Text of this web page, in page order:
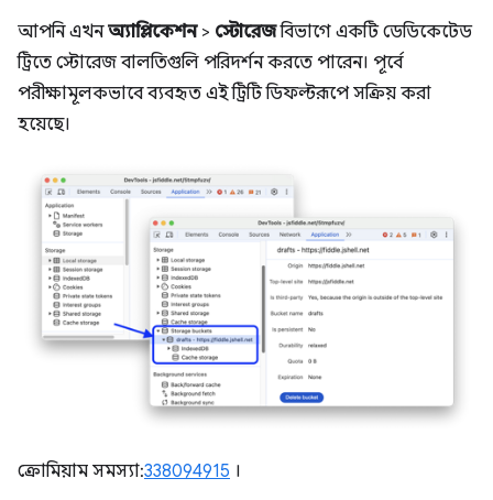
আপনি এখনঅ্যাপ্লিকেশন> স্টোরেজবিভাগে একটি ডেডিকেটেড
ট্রিতে স্টোরেজ বালতিগুলি পরিদর্শন করতে পারেন। পূর্বে
পরীক্ষামূলকভাবে ব্যবহৃত এই ট্রিটি ডিফল্টরূপে সক্রিয় করা
হয়েছে।
ক্রোমিয়াম সমস্যা:338094915 ।